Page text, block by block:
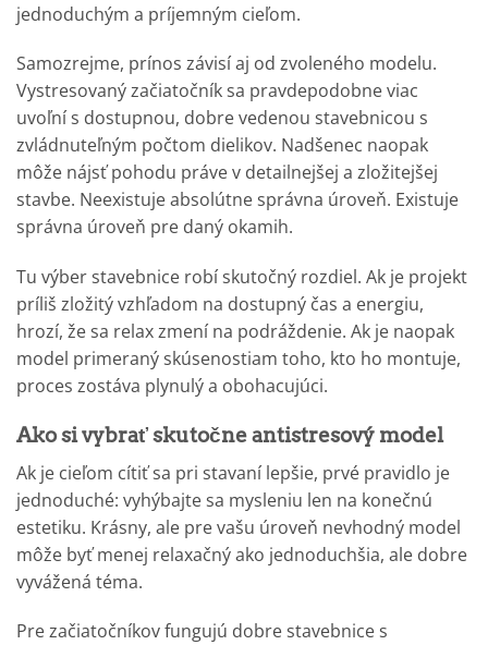
jednoduchým a príjemným cieľom.
Samozrejme, prínos závisí aj od zvoleného modelu.
Vystresovaný začiatočník sa pravdepodobne viac
uvoľní s dostupnou, dobre vedenou stavebnicou s
zvládnuteľným počtom dielikov. Nadšenec naopak
môže nájsť pohodu práve v detailnejšej a zložitejšej
stavbe. Neexistuje absolútne správna úroveň. Existuje
správna úroveň pre daný okamih.
Tu výber stavebnice robí skutočný rozdiel. Ak je projekt
príliš zložitý vzhľadom na dostupný čas a energiu,
hrozí, že sa relax zmení na podráždenie. Ak je naopak
model primeraný skúsenostiam toho, kto ho montuje,
proces zostáva plynulý a obohacujúci.
Ako si vybrať skutočne antistresový model
Ak je cieľom cítiť sa pri stavaní lepšie, prvé pravidlo je
jednoduché: vyhýbajte sa mysleniu len na konečnú
estetiku. Krásny, ale pre vašu úroveň nevhodný model
môže byť menej relaxačný ako jednoduchšia, ale dobre
vyvážená téma.
Pre začiatočníkov fungujú dobre stavebnice s